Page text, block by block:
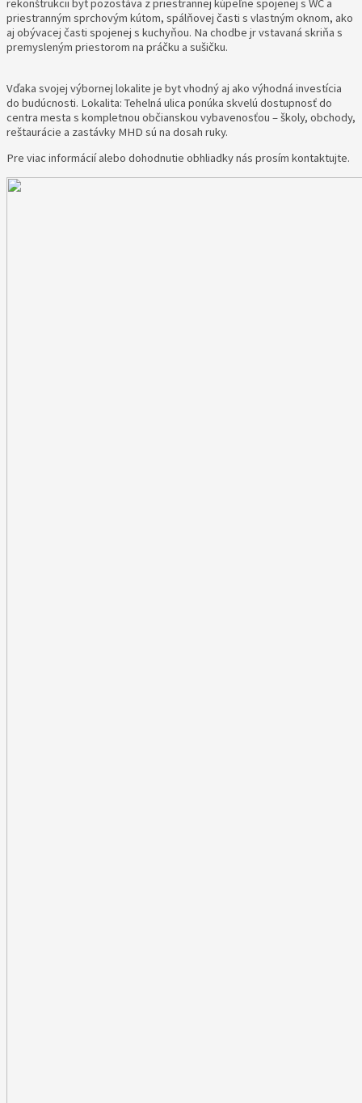
rekonštrukcii byt pozostáva z priestrannej kúpeľne spojenej s WC a
priestranným sprchovým kútom, spálňovej časti s vlastným oknom, ako
aj obývacej časti spojenej s kuchyňou. Na chodbe jr vstavaná skriňa s
premysleným priestorom na práčku a sušičku.
Vďaka svojej výbornej lokalite je byt vhodný aj ako výhodná investícia
do budúcnosti. Lokalita: Tehelná ulica ponúka skvelú dostupnosť do
centra mesta s kompletnou občianskou vybavenosťou – školy, obchody,
reštaurácie a zastávky MHD sú na dosah ruky.
Pre viac informácií alebo dohodnutie obhliadky nás prosím kontaktujte.